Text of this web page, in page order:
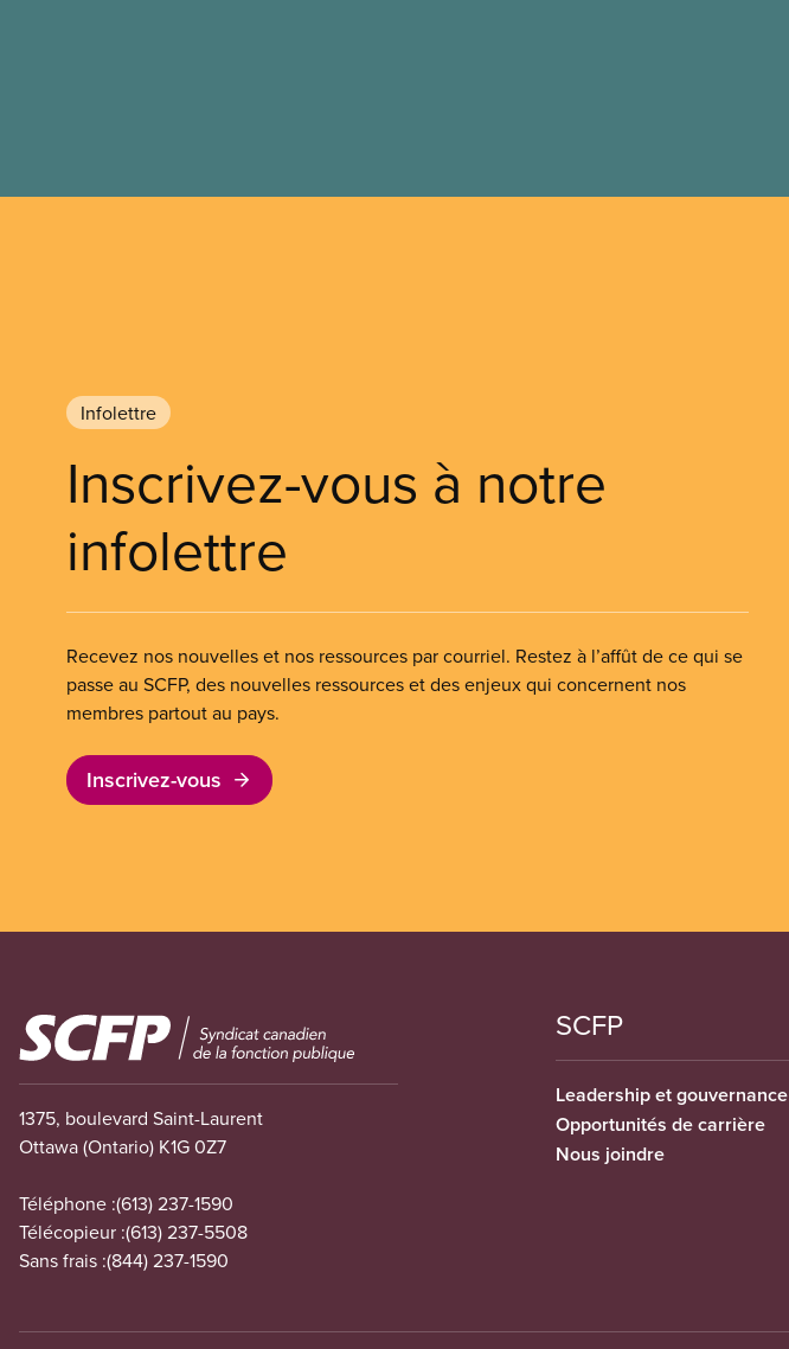
Infolettre
Inscrivez-vous à notre
infolettre
Recevez nos nouvelles et nos ressources par courriel. Restez à l’affût de ce qui se
passe au SCFP, des nouvelles ressources et des enjeux qui concernent nos
membres partout au pays.
Inscrivez-vous
Image
1375, boulevard Saint-Laurent
Ottawa (Ontario) K1G 0Z7
Téléphone :(613) 237-1590
Télécopieur :(613) 237-5508
Sans frais :(844) 237-1590
SCFP
Leadership et gouvernance
Opportunités de carrière
Nous joindre